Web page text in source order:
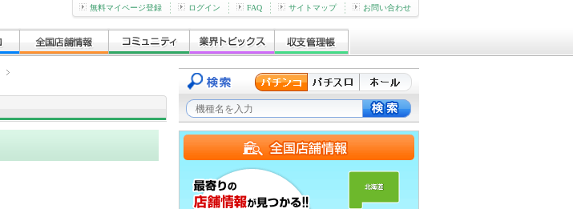
無料マイページ登録 ログイン FAQ サイトマップ お問い合わせ